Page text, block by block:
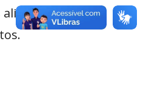
de